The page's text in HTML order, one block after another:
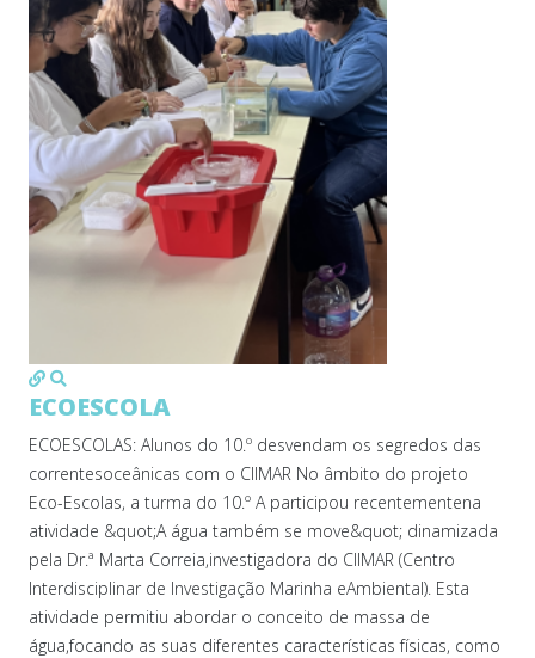
MOD_JTCS_VIEW_ARTICLE_LINK
ECOESCOLA
ECOESCOLAS: Alunos do 10.º desvendam os segredos das
correntesoceânicas com o CIIMAR No âmbito do projeto
Eco-Escolas, a turma do 10.º A participou recentementena
atividade &quot;A água também se move&quot; dinamizada
pela Dr.ª Marta Correia,investigadora do CIIMAR (Centro
Interdisciplinar de Investigação Marinha eAmbiental). Esta
atividade permitiu abordar o conceito de massa de
água,focando as suas diferentes características físicas, como